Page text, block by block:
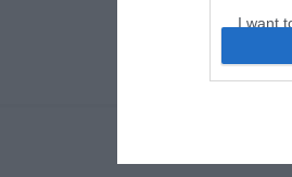
I want
web